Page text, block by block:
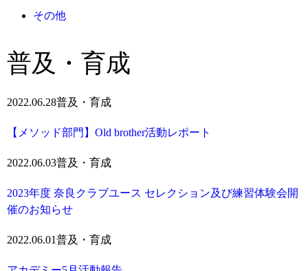
その他
普及・育成
2022.06.28普及・育成
【メソッド部門】Old brother活動レポート
2022.06.03普及・育成
2023年度 奈良クラブユース セレクション及び練習体験会開
催のお知らせ
2022.06.01普及・育成